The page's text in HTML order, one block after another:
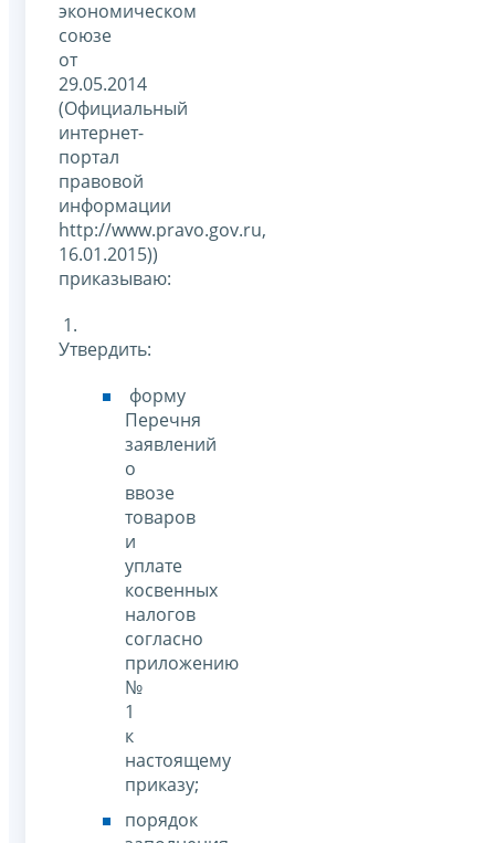
экономическом
союзе
от
29.05.2014
(Официальный
интернет-
портал
правовой
информации
http://www.pravo.gov.ru,
16.01.2015))
приказываю:
1.
Утвердить:
форму
Перечня
заявлений
о
ввозе
товаров
и
уплате
косвенных
налогов
согласно
приложению
№
1
к
настоящему
приказу;
порядок